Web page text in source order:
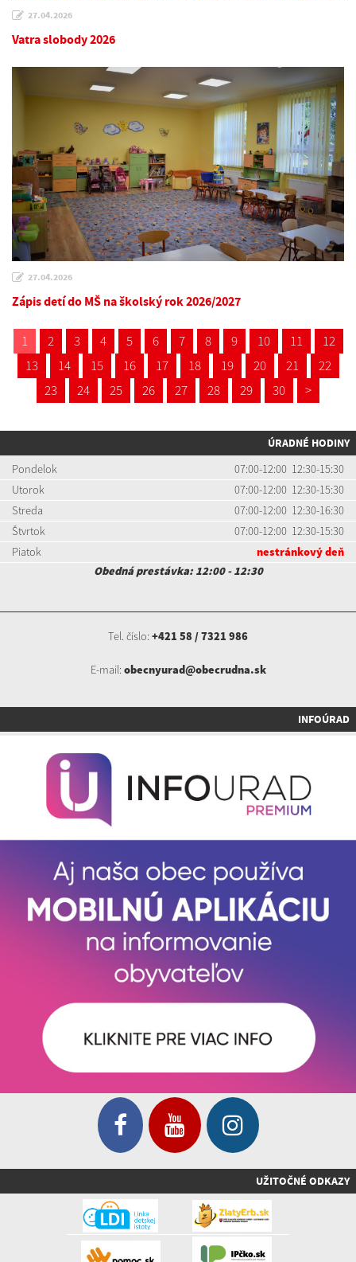
27.04.2026
Vatra slobody 2026
27.04.2026
Zápis detí do MŠ na školský rok 2026/2027
1 2 3 4 5 6 7 8 9 10 11
12
13
14 15 16 17 18 19 20 21
22
23
24 25 26 27 28 29 30 >
ÚRADNÉ HODINY
Pondelok
07:00-12:00 12:30-15:30
Utorok
07:00-12:00 12:30-15:30
Streda
07:00-12:00 12:30-16:30
Štvrtok
07:00-12:00 12:30-15:30
Piatok
nestránkový deň
Obedná prestávka: 12:00 - 12:30
Tel. číslo: +421 58 / 7321 986
E-mail: obecnyurad@obecrudna.sk
INFOÚRAD
UŽITOČNÉ ODKAZY